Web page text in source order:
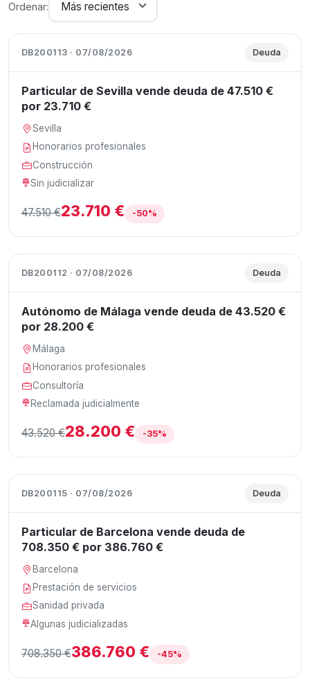
Ordenar:
DB200113 · 07/08/2026 Deuda
Particular de Sevilla vende deuda de 47.510 €
por 23.710 €
Sevilla
Honorarios profesionales
Construcción
Sin judicializar
47.510 €23.710 € -50%
DB200112 · 07/08/2026 Deuda
Autónomo de Málaga vende deuda de 43.520 €
por 28.200 €
Málaga
Honorarios profesionales
Consultoría
Reclamada judicialmente
43.520 €28.200 € -35%
DB200115 · 07/08/2026 Deuda
Particular de Barcelona vende deuda de
708.350 € por 386.760 €
Barcelona
Prestación de servicios
Sanidad privada
Algunas judicializadas
708.350 €386.760 € -45%